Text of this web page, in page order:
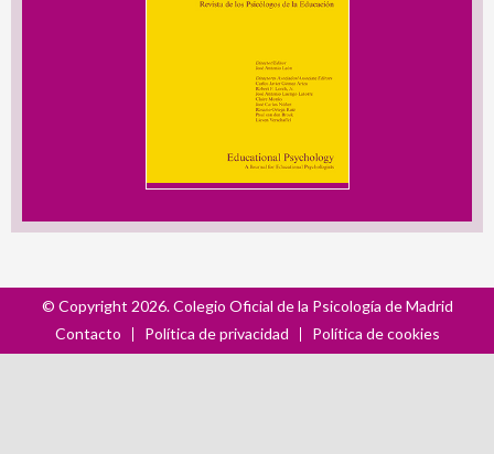
© Copyright 2026. Colegio Oficial de la Psicología de Madrid
Contacto
Política de privacidad Política de cookies